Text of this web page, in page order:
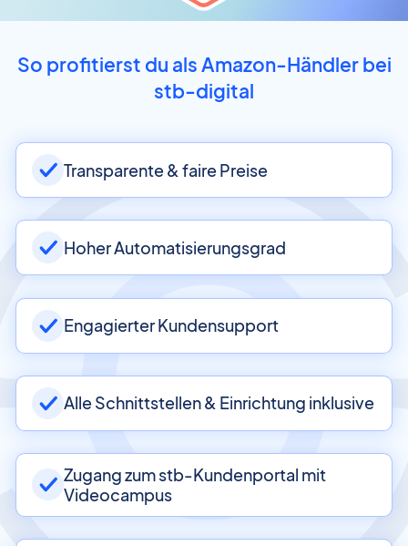
So profitierst du als Amazon-Händler bei
stb-digital
Transparente & faire Preise
Hoher Automatisierungsgrad
Engagierter Kundensupport
Alle Schnittstellen & Einrichtung inklusive
Zugang zum stb-Kundenportal mit
Videocampus